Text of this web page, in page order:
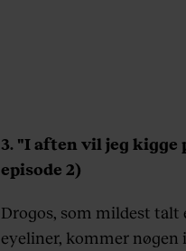
3. "I aften vil jeg kigge
episode 2)
Drogos, som mildest
eyeliner, kommer nøgen